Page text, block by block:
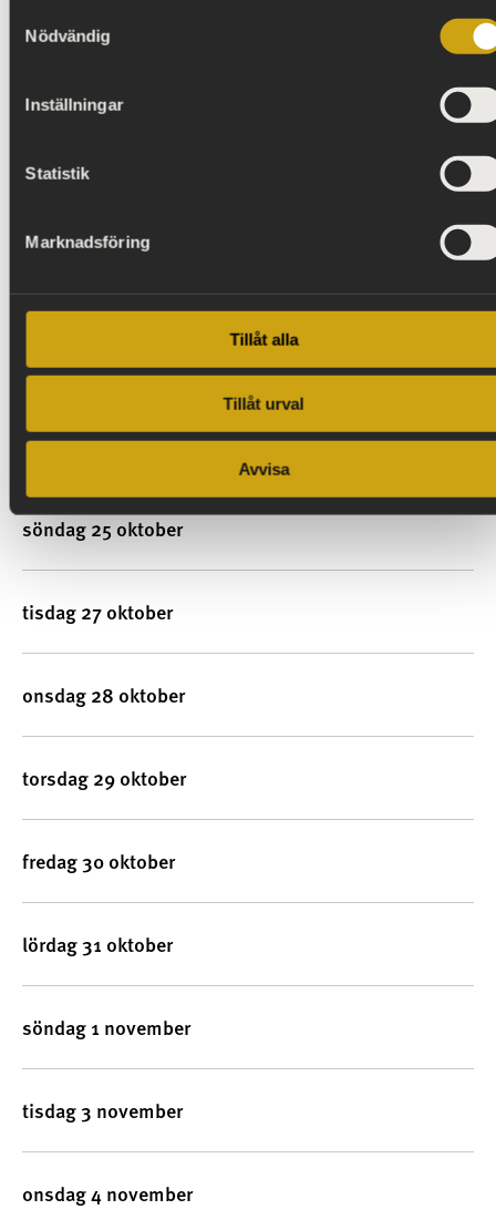
Nödvändig
Inställningar
Statistik
Marknadsföring
Tillåt alla
Tillåt urval
Avvisa
söndag 18 oktober
tisdag 20 oktober
fredag 23 oktober
lördag 24 oktober
söndag 25 oktober
tisdag 27 oktober
onsdag 28 oktober
torsdag 29 oktober
fredag 30 oktober
lördag 31 oktober
söndag 1 november
tisdag 3 november
onsdag 4 november